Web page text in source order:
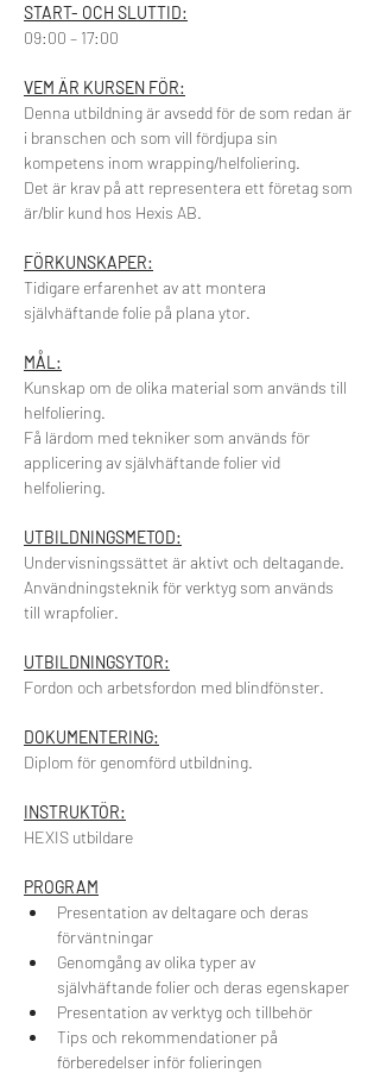
START- OCH SLUTTID:
09:00 – 17:00
VEM ÄR KURSEN FÖR:
Denna utbildning är avsedd för de som redan är
i branschen och som vill fördjupa sin
kompetens inom wrapping/helfoliering.
Det är krav på att representera ett företag som
är/blir kund hos Hexis AB.
FÖRKUNSKAPER:
Tidigare erfarenhet av att montera
självhäftande folie på plana ytor.
MÅL:
Kunskap om de olika material som används till
helfoliering.
Få lärdom med tekniker som används för
applicering av självhäftande folier vid
helfoliering.​
UTBILDNINGSMETOD:
Undervisningssättet är aktivt och deltagande.
Användningsteknik för verktyg som används
till wrapfolier.
UTBILDNINGSYTOR:
Fordon och arbetsfordon med blindfönster.
DOKUMENTERING:
Diplom för genomförd utbildning.
INSTRUKTÖR:
HEXIS utbildare
PROGRAM
Presentation av deltagare och deras
förväntningar
Genomgång av olika typer av
självhäftande folier och deras egenskaper
Presentation av verktyg och tillbehör
Tips och rekommendationer på
förberedelser inför folieringen